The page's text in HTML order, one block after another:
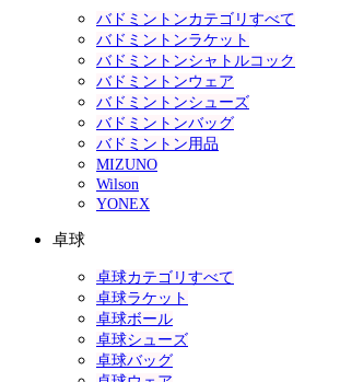
バドミントンカテゴリすべて
バドミントンラケット
バドミントンシャトルコック
バドミントンウェア
バドミントンシューズ
バドミントンバッグ
バドミントン用品
MIZUNO
Wilson
YONEX
卓球
卓球カテゴリすべて
卓球ラケット
卓球ボール
卓球シューズ
卓球バッグ